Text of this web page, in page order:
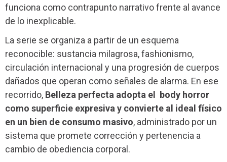
funciona como contrapunto narrativo frente al avance
de lo inexplicable.
La serie se organiza a partir de un esquema
reconocible: sustancia milagrosa, fashionismo,
circulación internacional y una progresión de cuerpos
dañados que operan como señales de alarma. En ese
recorrido, Belleza perfecta adopta el body horror
como superficie expresiva y convierte al ideal físico
en un bien de consumo masivo, administrado por un
sistema que promete corrección y pertenencia a
cambio de obediencia corporal.